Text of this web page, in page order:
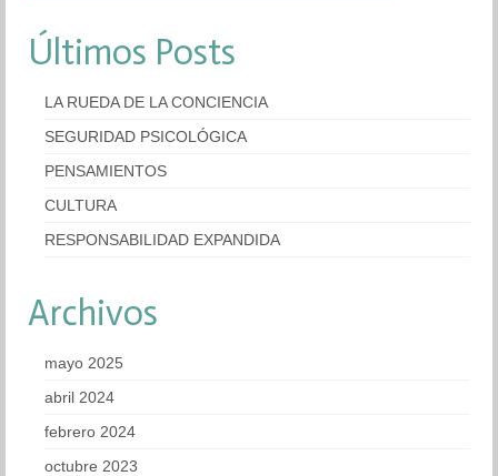
Últimos Posts
LA RUEDA DE LA CONCIENCIA
SEGURIDAD PSICOLÓGICA
PENSAMIENTOS
CULTURA
RESPONSABILIDAD EXPANDIDA
Archivos
mayo 2025
abril 2024
febrero 2024
octubre 2023